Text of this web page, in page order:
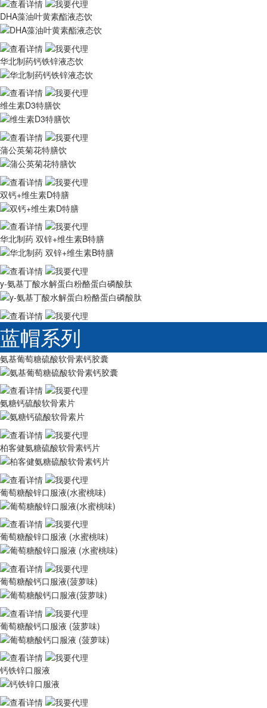
DHA藻油叶黄素酯液态饮
华北制药钙铁锌液态饮
维生素D3特膳饮
蒲公英菊花特膳饮
双钙+维生素D特膳
华北制药 双锌+维生素B特膳
y-氨基丁酸水解蛋白粉酪蛋白磷酸肽
蓝帽系列
氨基葡萄糖硫酸软骨素钙胶囊
氨糖钙硫酸软骨素片
柏客健氨糖硫酸软骨素钙片
葡萄糖酸锌口服液(水蜜桃味)
葡萄糖酸锌口服液 (水蜜桃味)
葡萄糖酸钙口服液(菠萝味)
葡萄糖酸钙口服液 (菠萝味)
钙铁锌口服液